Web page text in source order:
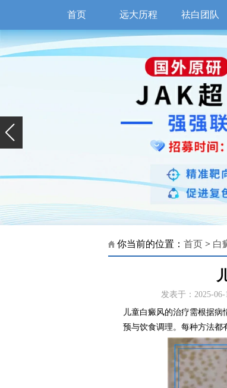
首页 远大历程 祛白团队
你当前的位置： 首页 > 白
发表于：2025-
儿童白癜风的治疗需根据
预与饮食调理。每种方法都